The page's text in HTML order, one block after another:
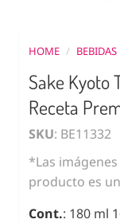
HOME / BEBIDAS
Sake Kyoto
Receta
SKU: BE11332
*Las
producto es
Cont.: 180 ml